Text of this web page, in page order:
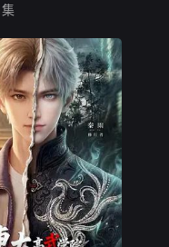
省份顶尖博物馆的5
藏，串联20个历史
述国宝背后的中国故
采用博物馆实景拍摄
画结合的形式，以生
和语言进行场景化解
子足不出户博览镇国
了解文物之美同时，
文化，培养对历史的